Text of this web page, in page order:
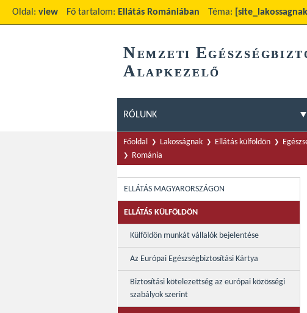
Oldal: view Fő tartalom: Ellátás Romániában Téma:
NEMZETI E
ALAPKEZELŐ
RÓLUNK
Főoldal Lakosságnak Ellátás külföldön
Románia
ELLÁTÁS MAGYARORSZÁGON
ELLÁTÁS KÜLFÖLDÖN
Külföldön munkát vállalók bejelentése
Az Európai Egészségbiztosítási Kártya
Biztosítási kötelezettség az európai közösségi
szabályok szerint